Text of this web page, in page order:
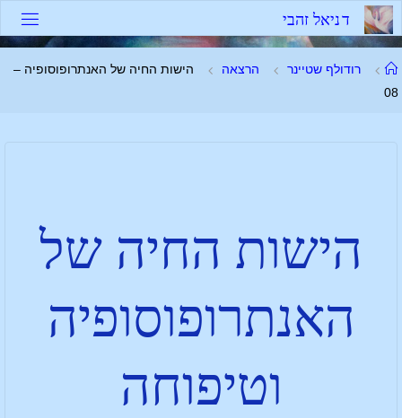
דניאל זהבי
רודולף שטיינר הרצאה
הישות החיה של האנתרופוסופיה –
08
הישות החיה של
האנתרופוסופיה
וטיפוחה